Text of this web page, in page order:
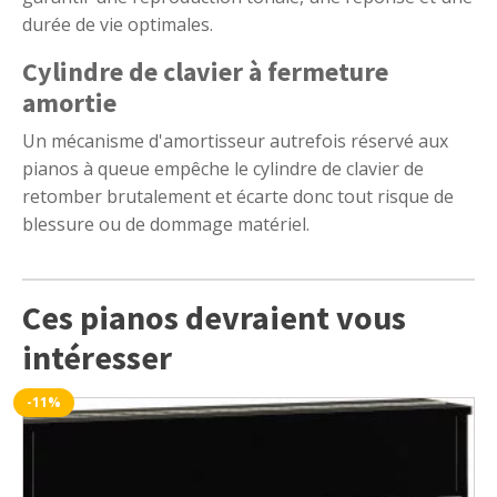
durée de vie optimales.
Cylindre de clavier à fermeture
amortie
Un mécanisme d'amortisseur autrefois réservé aux
pianos à queue empêche le cylindre de clavier de
retomber brutalement et écarte donc tout risque de
blessure ou de dommage matériel.
Ces pianos devraient vous
intéresser
-11%
Ce
produit